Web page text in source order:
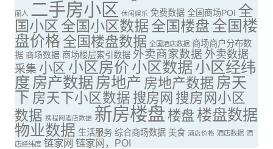
丽人 二手房小区 休闲娱乐 免费数据 全国商场POI 全
国小区 全国小区数据全国楼盘全国楼
盘价格 全国楼盘数据 全国酒店数据 商场商户分布数
据 商场数据 商场楼层索引数据 外卖商家数据 外卖数据
采集 小区 小区房价 小区数据小区经纬
度 房产数据 房地产 房地产数据 房天
下 房天下小区数据 搜房网 搜房网小区
数据 携程网酒店数据 新房楼盘 楼盘 楼盘数据
物业数据 生活服务 综合商场数据 美食 酒店价格 酒店数据 酒
店经纬度 链家网 链家网，POI